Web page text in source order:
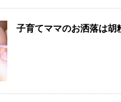
子育てママのお洒落は胡